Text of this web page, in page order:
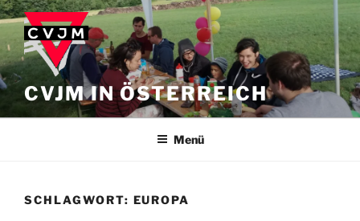
Zum
Inhalt
springen
CVJM IN ÖSTERREICH
Menü
SCHLAGWORT: EUROPA